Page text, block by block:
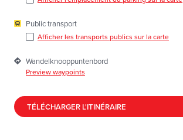
Public transport
Afficher les transports publics sur la carte
Wandelknooppuntenbord
Preview waypoints
TÉLÉCHARGER L'ITINÉRAIRE